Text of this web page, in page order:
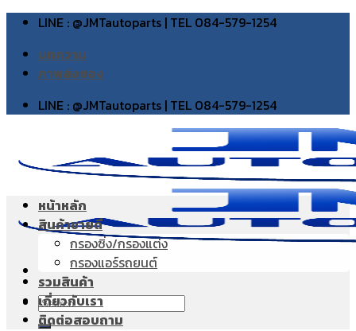
Skip
content
LINE : @JMTautoparts | TEL 084-579-1254
บทความ
ภาพส่งของ
LINE : @JMTautoparts | TEL 084-579-1254
Search
for:
หน้าหลัก
สินค้าขายดี
กรองซิ่ง/กรองแต่ง
กรองแอร์รถยนต์
รวมสินค้า
เกี่ยวกับเรา
ติดต่อสอบถาม